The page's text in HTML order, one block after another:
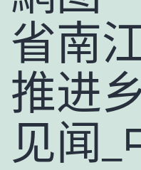
省南
推进
见闻_